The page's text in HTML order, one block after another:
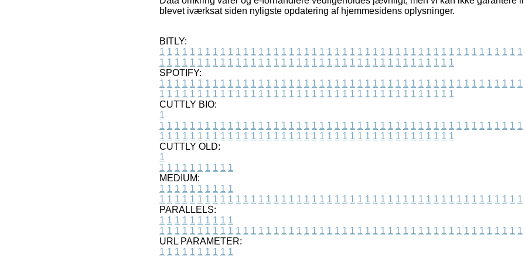
blevet iværksat siden nyligste opdatering af hjemmesidens oplysninger.
BITLY:
1 1 1 1 1 1 1 1 1 1 1 1 1 1 1 1 1 1 1 1 1 1 1 1 1 1 1 1 1 1 1 1 1 1 1 1 1 1 1 1 1 1 1 1 1 1 1 1
1 1 1 1 1 1 1 1 1 1 1 1 1 1 1 1 1 1 1 1 1 1 1 1 1 1 1 1 1 1 1 1 1 1 1 1 1 1 1
SPOTIFY:
1 1 1 1 1 1 1 1 1 1 1 1 1 1 1 1 1 1 1 1 1 1 1 1 1 1 1 1 1 1 1 1 1 1 1 1 1 1 1 1 1 1 1 1 1 1 1 1
1 1 1 1 1 1 1 1 1 1 1 1 1 1 1 1 1 1 1 1 1 1 1 1 1 1 1 1 1 1 1 1 1 1 1 1 1 1 1
CUTTLY BIO:
1
1 1 1 1 1 1 1 1 1 1 1 1 1 1 1 1 1 1 1 1 1 1 1 1 1 1 1 1 1 1 1 1 1 1 1 1 1 1 1 1 1 1 1 1 1 1 1 1
1 1 1 1 1 1 1 1 1 1 1 1 1 1 1 1 1 1 1 1 1 1 1 1 1 1 1 1 1 1 1 1 1 1 1 1 1 1 1
CUTTLY OLD:
1
1 1 1 1 1 1 1 1 1 1
MEDIUM:
1 1 1 1 1 1 1 1 1 1
1 1 1 1 1 1 1 1 1 1 1 1 1 1 1 1 1 1 1 1 1 1 1 1 1 1 1 1 1 1 1 1 1 1 1 1 1 1 1 1 1 1 1 1 1 1 1 1
PARALLELS:
1 1 1 1 1 1 1 1 1 1
1 1 1 1 1 1 1 1 1 1 1 1 1 1 1 1 1 1 1 1 1 1 1 1 1 1 1 1 1 1 1 1 1 1 1 1 1 1 1 1 1 1 1 1 1 1 1 1
URL PARAMETER:
1 1 1 1 1 1 1 1 1 1